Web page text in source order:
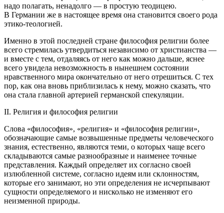
надо полагать, ненадолго — в простую теодицею.
В Германии же в настоящее время она становится своего рода
этико-теологией.
Именно в этой последней стране философия религии более
всего стремилась утвердиться независимо от христианства —
и вместе с тем, отдаляясь от него как можно дальше, яснее
всего увидела невозможность в нынешнем состоянии
нравственного мира окончательно от него отрешиться. С тех
пор, как она вновь приблизилась к нему, можно сказать, что
она стала главной артерией германской спекуляции.
II. Религия и философия религии
Слова «философия», «религия» и «философия религии»,
обозначающие самые возвышенные предметы человеческого
знания, естественно, являются теми, о которых чаще всего
складываются самые разнообразные и наименее точные
представления. Каждый определяет их согласно своей
излюбленной системе, согласно идеям или склонностям,
которые его занимают, но эти определения не исчерпывают
сущности определяемого и нисколько не изменяют его
неизменной природы.